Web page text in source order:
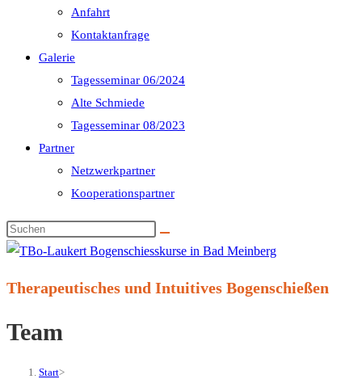
Anfahrt
Kontaktanfrage
Galerie
Tagesseminar 06/2024
Alte Schmiede
Tagesseminar 08/2023
Partner
Netzwerkpartner
Kooperationspartner
Diese
Website
Therapeutisches und Intuitives Bogenschießen
Team
Start>